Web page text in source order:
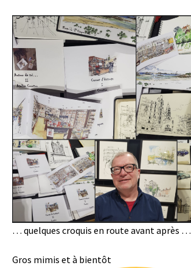
… quelques croquis en route avant après …
Gros mimis et à bientôt